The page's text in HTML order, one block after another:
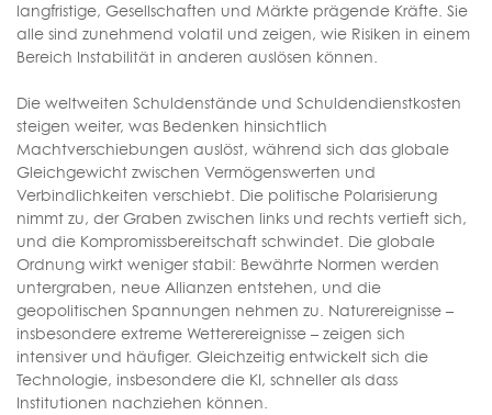
langfristige, Gesellschaften und Märkte prägende Kräfte. Sie
alle sind zunehmend volatil und zeigen, wie Risiken in einem
Bereich Instabilität in anderen auslösen können.
Die weltweiten Schuldenstände und Schuldendienstkosten
steigen weiter, was Bedenken hinsichtlich
Machtverschiebungen auslöst, während sich das globale
Gleichgewicht zwischen Vermögenswerten und
Verbindlichkeiten verschiebt. Die politische Polarisierung
nimmt zu, der Graben zwischen links und rechts vertieft sich,
und die Kompromissbereitschaft schwindet. Die globale
Ordnung wirkt weniger stabil: Bewährte Normen werden
untergraben, neue Allianzen entstehen, und die
geopolitischen Spannungen nehmen zu. Naturereignisse –
insbesondere extreme Wetterereignisse – zeigen sich
intensiver und häufiger. Gleichzeitig entwickelt sich die
Technologie, insbesondere die KI, schneller als dass
Institutionen nachziehen können.